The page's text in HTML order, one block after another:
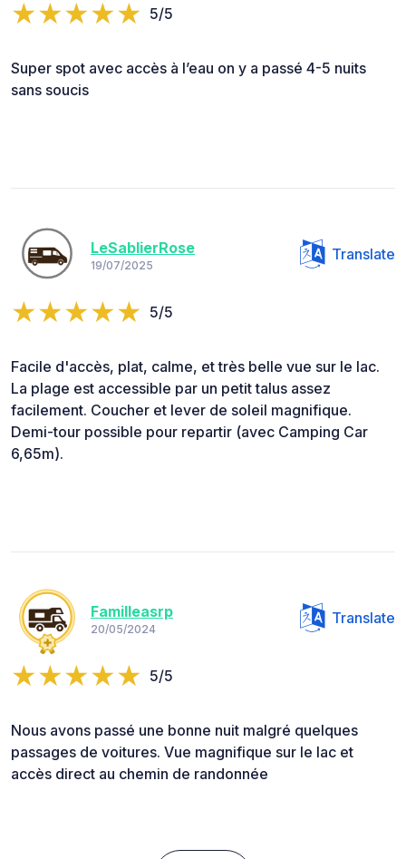
5/5
Super spot avec accès à l’eau on y a passé 4-5 nuits
sans soucis
LeSablierRose
19/07/2025
Translate
5/5
Facile d'accès, plat, calme, et très belle vue sur le lac.
La plage est accessible par un petit talus assez
facilement. Coucher et lever de soleil magnifique.
Demi-tour possible pour repartir (avec Camping Car
6,65m).
Familleasrp
20/05/2024
Translate
5/5
Nous avons passé une bonne nuit malgré quelques
passages de voitures. Vue magnifique sur le lac et
accès direct au chemin de randonnée